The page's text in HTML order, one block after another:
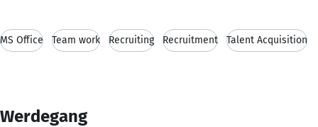
MS Office Team work Recruiting Recruitment Talent Acquisition
Werdegang